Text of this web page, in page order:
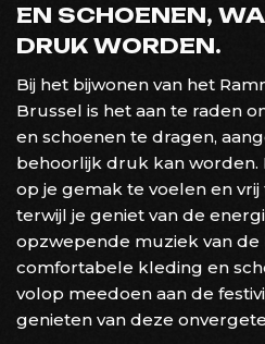
EN SCHOENEN,
DRUK WORDEN.
Bij het bijwonen van het
Brussel is het aan te raden
en schoenen te dragen,
behoorlijk druk kan worden.
op je gemak te voelen en
terwijl je geniet van de
opzwepende muziek van de
comfortabele kleding en
volop meedoen aan de
genieten van deze